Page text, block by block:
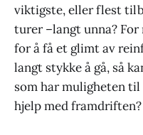
viktigste, eller flest
turer –langt unna?
for å få et glimt av
langt stykke å gå, så
som har muligheten
hjelp med framdriften?